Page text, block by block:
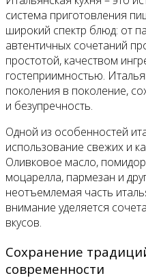
система приготовления
широкий спектр блюд: от
автентичных сочетаний
простотой, качеством
гостеприимностью.
поколения в поколение,
и безупречность.
Одной из особенностей
использование свежих и
Оливковое масло,
моцарелла, пармезан и
неотъемлемая часть
внимание уделяется
вкусов.
Сохранение
современности